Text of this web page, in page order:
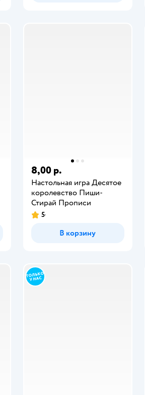
8,00 р.
Настольная игра Десятое
королевство Пиши-
Стирай Прописи
5
В корзину